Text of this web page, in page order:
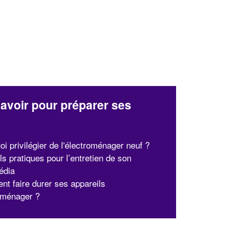
pour préparer ses
privilégier de l'électroménager neuf ?
pratiques pour l’entretien de son
faire durer ses appareils
?